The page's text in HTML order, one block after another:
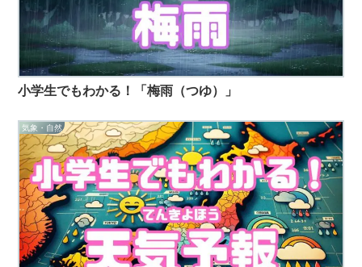
小学生でもわかる！「梅雨（つゆ）」
気象・自然